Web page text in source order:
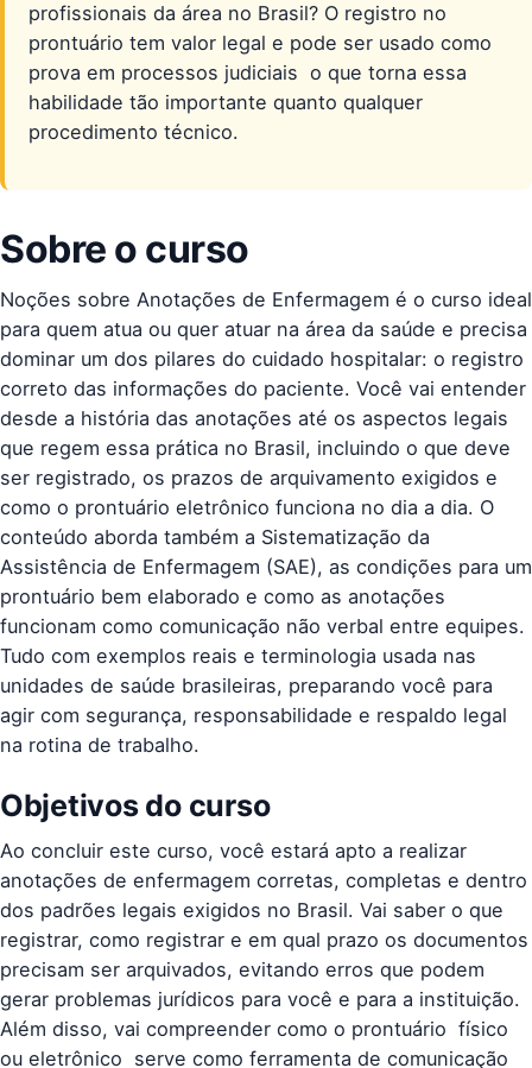
profissionais da área no Brasil? O registro no
prontuário tem valor legal e pode ser usado como
prova em processos judiciais  o que torna essa
habilidade tão importante quanto qualquer
procedimento técnico.
Sobre o curso
Noções sobre Anotações de Enfermagem é o curso ideal
para quem atua ou quer atuar na área da saúde e precisa
dominar um dos pilares do cuidado hospitalar: o registro
correto das informações do paciente. Você vai entender
desde a história das anotações até os aspectos legais
que regem essa prática no Brasil, incluindo o que deve
ser registrado, os prazos de arquivamento exigidos e
como o prontuário eletrônico funciona no dia a dia. O
conteúdo aborda também a Sistematização da
Assistência de Enfermagem (SAE), as condições para um
prontuário bem elaborado e como as anotações
funcionam como comunicação não verbal entre equipes.
Tudo com exemplos reais e terminologia usada nas
unidades de saúde brasileiras, preparando você para
agir com segurança, responsabilidade e respaldo legal
na rotina de trabalho.
Objetivos do curso
Ao concluir este curso, você estará apto a realizar
anotações de enfermagem corretas, completas e dentro
dos padrões legais exigidos no Brasil. Vai saber o que
registrar, como registrar e em qual prazo os documentos
precisam ser arquivados, evitando erros que podem
gerar problemas jurídicos para você e para a instituição.
Além disso, vai compreender como o prontuário  físico
ou eletrônico  serve como ferramenta de comunicação